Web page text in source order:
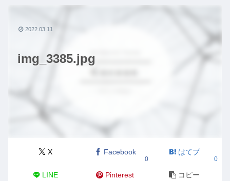
img_3385.jpg
X Facebook
0
はてブ
0
LINE Pinterest コピー
2022.03.11